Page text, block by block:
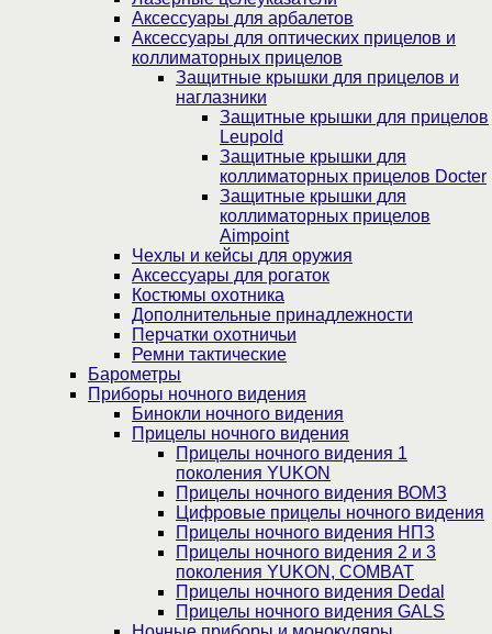
Аксессуары для арбалетов
Аксессуары для оптических прицелов и
коллиматорных прицелов
Защитные крышки для прицелов и
наглазники
Защитные крышки для прицелов
Leupold
Защитные крышки для
коллиматорных прицелов Docter
Защитные крышки для
коллиматорных прицелов
Aimpoint
Чехлы и кейсы для оружия
Аксессуары для рогаток
Костюмы охотника
Дополнительные принадлежности
Перчатки охотничьи
Ремни тактические
Барометры
Приборы ночного видения
Бинокли ночного видения
Прицелы ночного видения
Прицелы ночного видения 1
поколения YUKON
Прицелы ночного видения ВОМЗ
Цифровые прицелы ночного видения
Прицелы ночного видения НПЗ
Прицелы ночного видения 2 и 3
поколения YUKON, COMBAT
Прицелы ночного видения Dedal
Прицелы ночного видения GALS